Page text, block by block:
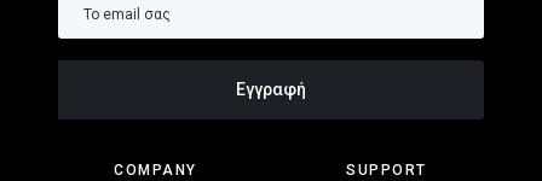
COMPANY SUPPORT